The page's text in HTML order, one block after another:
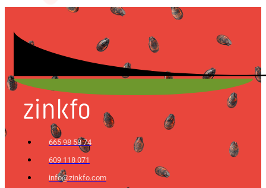
665 98 58 74
609 118 071
info@zinkfo.com